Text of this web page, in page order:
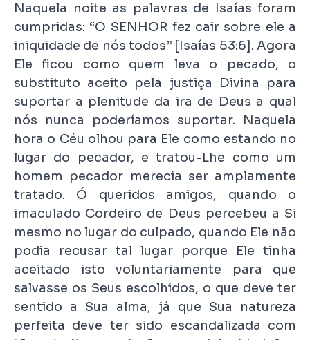
Naquela noite as palavras de Isaías foram
cumpridas: “O SENHOR fez cair sobre ele a
iniquidade de nós todos” [Isaías 53:6]. Agora
Ele ficou como quem leva o pecado, o
substituto aceito pela justiça Divina para
suportar a plenitude da ira de Deus a qual
nós nunca poderíamos suportar. Naquela
hora o Céu olhou para Ele como estando no
lugar do pecador, e tratou-Lhe como um
homem pecador merecia ser amplamente
tratado. Ó queridos amigos, quando o
imaculado Cordeiro de Deus percebeu a Si
mesmo no lugar do culpado, quando Ele não
podia recusar tal lugar porque Ele tinha
aceitado isto voluntariamente para que
salvasse os Seus escolhidos, o que deve ter
sentido a Sua alma, já que Sua natureza
perfeita deve ter sido escandalizada com